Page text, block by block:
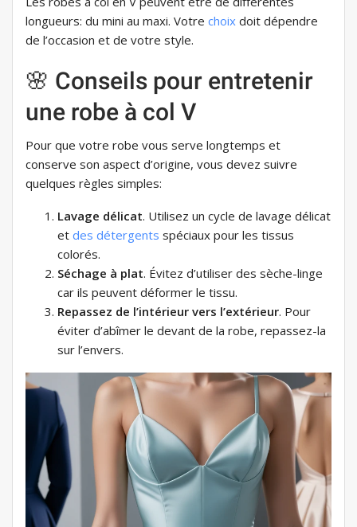
longueurs: du mini au maxi. Votre choix doit dépendre
de l’occasion et de votre style.
🌸 Conseils pour entretenir
une robe à col V
Pour que votre robe vous serve longtemps et
conserve son aspect d’origine, vous devez suivre
quelques règles simples:
Lavage délicat. Utilisez un cycle de lavage délicat
et des détergents spéciaux pour les tissus
colorés.
Séchage à plat. Évitez d’utiliser des sèche-linge
car ils peuvent déformer le tissu.
Repassez de l’intérieur vers l’extérieur. Pour
éviter d’abîmer le devant de la robe, repassez-la
sur l’envers.